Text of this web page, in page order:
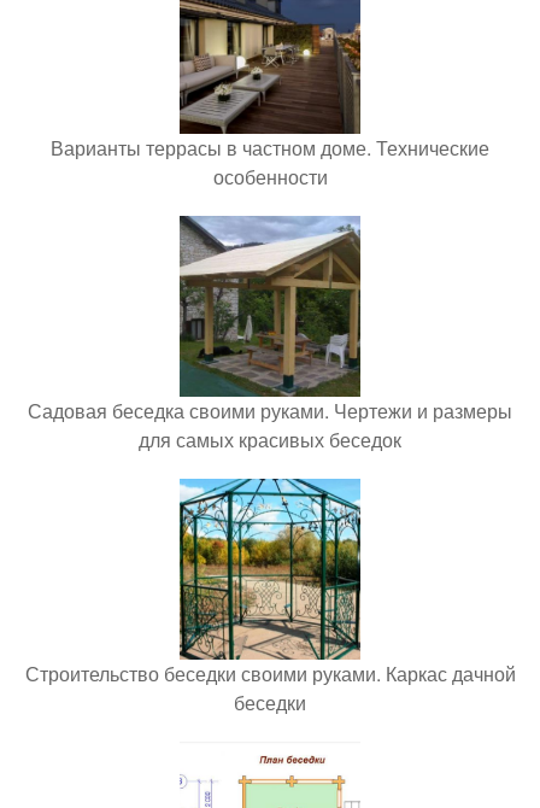
Варианты террасы в частном доме. Технические
особенности
Садовая беседка своими руками. Чертежи и размеры
для самых красивых беседок
Строительство беседки своими руками. Каркас дачной
беседки